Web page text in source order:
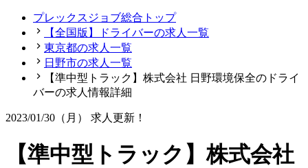
プレックスジョブ総合トップ
【全国版】ドライバーの求人一覧
東京都の求人一覧
日野市の求人一覧
【準中型トラック】株式会社 日野環境保全のドライ
バーの求人情報詳細
2023/01/30（月） 求人更新！
【準中型トラック】株式会社